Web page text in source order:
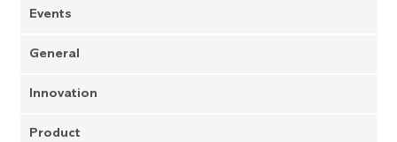
Events
General
Innovation
Product